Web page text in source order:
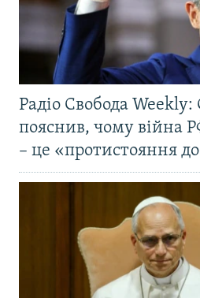
Радіо Свобода
пояснив, чому війна
– це «протистояння